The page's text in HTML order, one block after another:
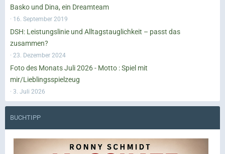
Basko und Dina, ein Dreamteam
16. September 2019
DSH: Leistungslinie und Alltagstauglichkeit – passt das
zusammen?
23. Dezember 2024
Foto des Monats Juli 2026 - Motto : Spiel mit
mir/Lieblingsspielzeug
3. Juli 2026
BUCHTIPP